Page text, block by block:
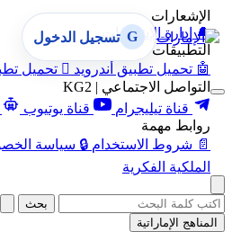
الإشعارات
🔔 إدارة الإشعارات
التطبيقات
🤖 تحميل تطبيق أندرويد  تحميل
التواصل الاجتماعي | KG2
قناة تيليجرام
قناة يوتيوب
روابط مهمة
📄 شروط الاستخدام 🔒 سياسة
الملكية الفكرية
G تسجيل الدخول
بحث
المناهج الإماراتية